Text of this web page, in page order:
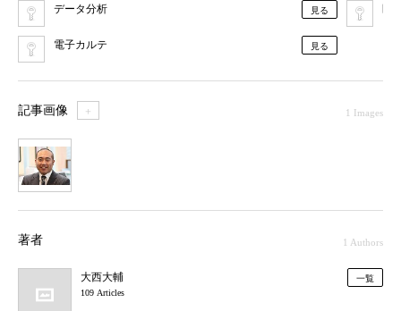
データ分析 見る
電子カルテ 見る
医
記事画像 ＋ 1 Images
著者 1 Authors
大西大輔
109 Articles
一覧